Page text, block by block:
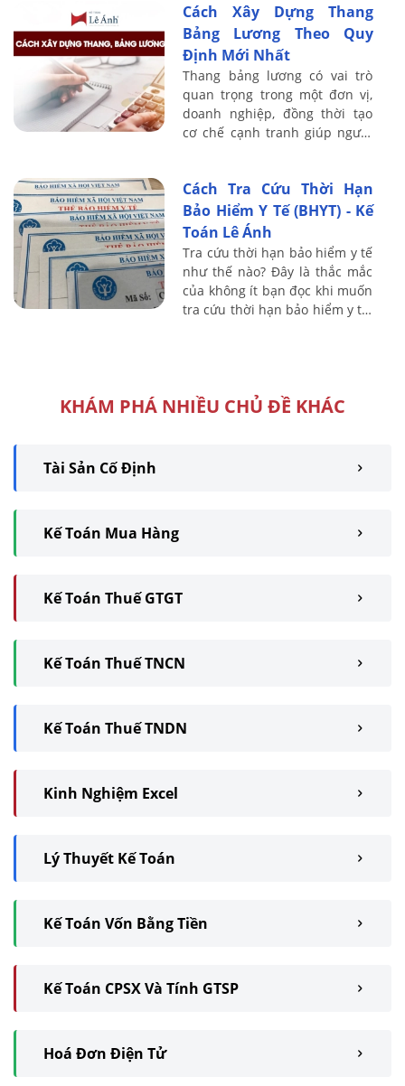
Cách Xây Dựng Thang
Bảng Lương Theo Quy
Định Mới Nhất
Thang bảng lương có vai trò
quan trọng trong một đơn vị,
doanh nghiệp, đồng thời tạo
cơ chế cạnh tranh giúp người
Ánh sẽ ...
Cách Tra Cứu Thời Hạn
Bảo Hiểm Y Tế (BHYT) - Kế
Toán Lê Ánh
Tra cứu thời hạn bảo hiểm y tế
như thế nào? Đây là thắc mắc
của không ít bạn đọc khi muốn
tra cứu thời hạn bảo hiểm y tế.
KHÁM PHÁ NHIỀU CHỦ ĐỀ KHÁC
Tài Sản Cố Định
Kế Toán Mua Hàng
Kế Toán Thuế GTGT
Kế Toán Thuế TNCN
Kế Toán Thuế TNDN
Kinh Nghiệm Excel
Lý Thuyết Kế Toán
Kế Toán Vốn Bằng Tiền
Kế Toán CPSX Và Tính GTSP
Hoá Đơn Điện Tử